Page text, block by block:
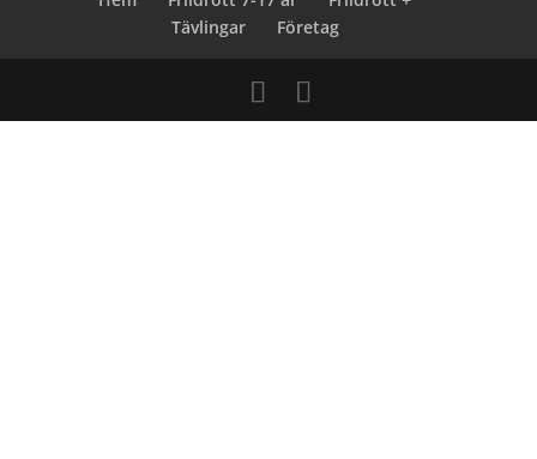
Tävlingar
Företag